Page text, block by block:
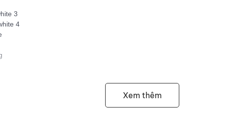
3
4
Xem thêm